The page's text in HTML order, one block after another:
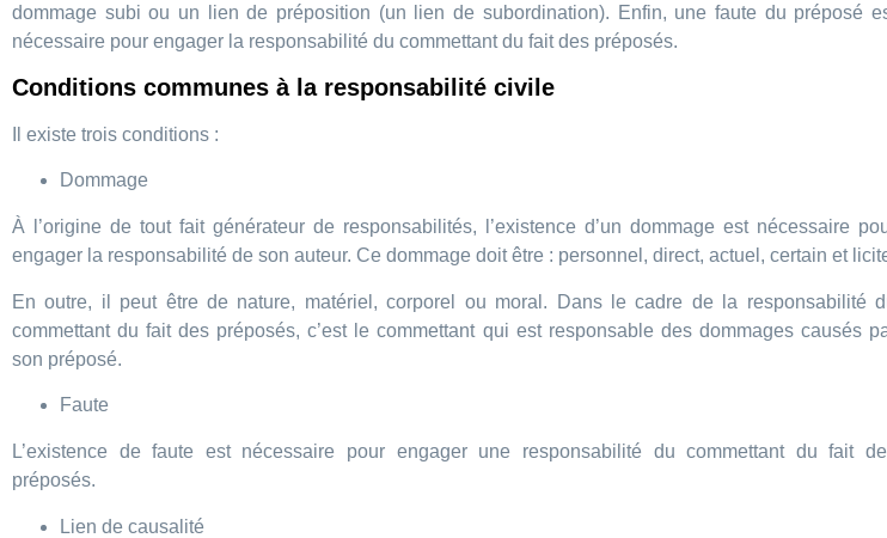
dommage subi ou un lien de préposition (un lien de subordination). Enfin, une faute du préposé
nécessaire pour engager la responsabilité du commettant du fait des préposés.
Conditions communes à la responsabilité civile
Il existe trois conditions :
Dommage
À l’origine de tout fait générateur de responsabilités, l’existence d’un dommage est nécessaire
engager la responsabilité de son auteur. Ce dommage doit être : personnel, direct, actuel, certain et
En outre, il peut être de nature, matériel, corporel ou moral. Dans le cadre de la responsabilité
commettant du fait des préposés, c’est le commettant qui est responsable des dommages causés
son préposé.
Faute
L’existence de faute est nécessaire pour engager une responsabilité du commettant du fait
préposés.
Lien de causalité